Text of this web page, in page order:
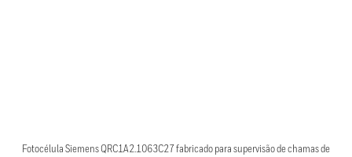
Fotocélula Siemens QRC1A2.1063C27 fabricado para supervisão de chamas de